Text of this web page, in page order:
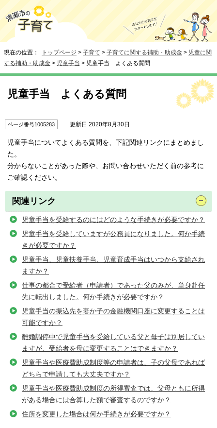
現在の位置： トップページ > 子育て > 子育てに関する補助・助成金 > 児童に関
する補助・助成金 > 児童手当 > 児童手当 よくある質問
児童手当 よくある質問
ページ番号1005283 更新日 2020年8月30日
児童手当についてよくある質問を、下記関連リンクにまとめまし
た。
分からないことがあった際や、お問い合わせいただく前の参考に
ご確認ください。
関連リンク
児童手当を受給するのにはどのような手続きが必要ですか？
児童手当を受給していますが公務員になりました。何か手続
きが必要ですか？
児童手当、児童扶養手当、児童育成手当はいつから支給され
ますか？
仕事の都合で受給者（申請者）であった父のみが、単身赴任
先に転出しました。何か手続きが必要ですか？
児童手当の振込先を妻か子の金融機関口座に変更することは
可能ですか？
離婚調停中で児童手当を受給している父と母子は別居してい
ますが、受給者を母に変更することはできますか？
児童手当や医療費助成制度等の申請者は、子の父母であれば
どちらで申請しても大丈夫ですか？
児童手当や医療費助成制度の所得審査では、父母ともに所得
がある場合には合算した額で審査するのですか？
住所を変更した場合は何か手続きが必要ですか？